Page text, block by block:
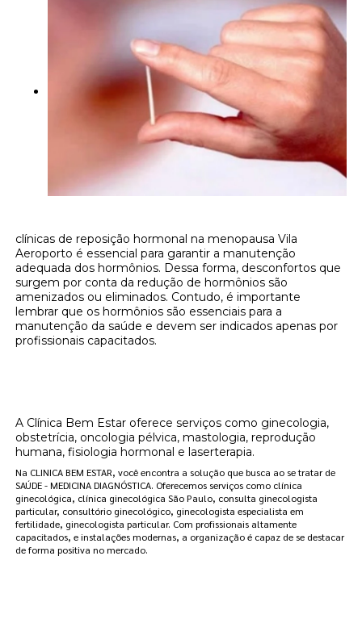
clínicas de reposição hormonal na menopausa Vila
Aeroporto é essencial para garantir a manutenção
adequada dos hormônios. Dessa forma, desconfortos que
surgem por conta da redução de hormônios são
amenizados ou eliminados. Contudo, é importante
lembrar que os hormônios são essenciais para a
manutenção da saúde e devem ser indicados apenas por
profissionais capacitados.
A Clínica Bem Estar oferece serviços como ginecologia,
obstetrícia, oncologia pélvica, mastologia, reprodução
humana, fisiologia hormonal e laserterapia.
Na CLINICA BEM ESTAR, você encontra a solução que busca ao se tratar de
SAÚDE - MEDICINA DIAGNÓSTICA. Oferecemos serviços como clínica
ginecológica, clínica ginecológica São Paulo, consulta ginecologista
particular, consultório ginecológico, ginecologista especialista em
fertilidade, ginecologista particular. Com profissionais altamente
capacitados, e instalações modernas, a organização é capaz de se destacar
de forma positiva no mercado.